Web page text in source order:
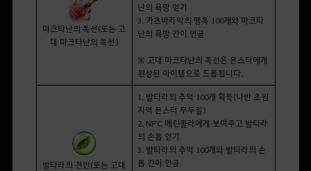
마크타난의 독선(또는 고
대 마크타난의 독선)
난의 욕망 얻기
3. 카츠바리악의 맹독 100개와 마크타
난의 욕망 간이 연금
※ 고대 마크타난의 독선은 몬스터에게
완성된 아이템으로 드롭됩니다.
발타라의 천안(또는 고대
1. 발타라의 추억 100개 획득(나반 초원
지역 몬스터 무두질)
2. NPC 메린돌라에게 보여주고 발타라
의 손톱 얻기
3. 발타라의 추억 100개와 발타라의 손
톱 간이 연금